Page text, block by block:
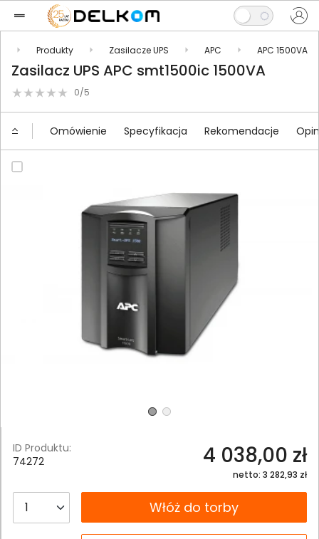
Produkty Zasilacze UPS APC APC 1500VA
Zasilacz UPS APC smt1500ic 1500VA
0/5
Omówienie Specyfikacja Rekomendacje
ID Produktu:
74272
4 038,00 zł
netto: 3 282,93 zł
__B2C.PRODUCT.QUANTITYWłóż do torby